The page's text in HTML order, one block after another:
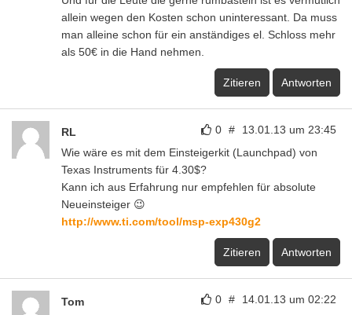
allein wegen den Kosten schon uninteressant. Da muss
man alleine schon für ein anständiges el. Schloss mehr
als 50€ in die Hand nehmen.
Zitieren Antworten
0 # 13.01.13 um 23:45
RL
Wie wäre es mit dem Einsteigerkit (Launchpad) von
Texas Instruments für 4.30$?
Kann ich aus Erfahrung nur empfehlen für absolute
Neueinsteiger 😉
http://www.ti.com/tool/msp-exp430g2
Zitieren Antworten
0 # 14.01.13 um 02:22
Tom